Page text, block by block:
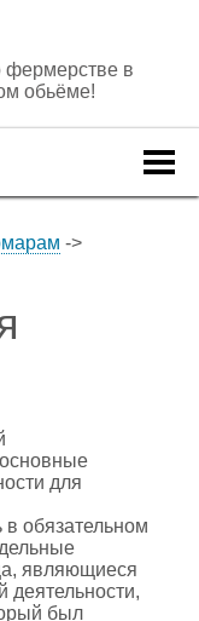
фермерстве в
обьёме!
->
для
в обязательном
являющиеся
деятельности,
был